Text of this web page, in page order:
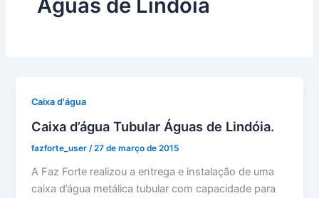
Águas de Lindóia
Caixa d'água
Caixa d’água Tubular Águas de Lindóia.
fazforte_user /27 de março de 2015
A Faz Forte realizou a entrega e instalação de uma
caixa d’água metálica tubular com capacidade para